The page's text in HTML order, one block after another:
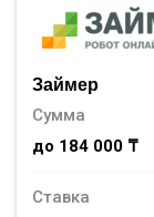
Займер
Сумма
до 184 000 ₸
Ставка